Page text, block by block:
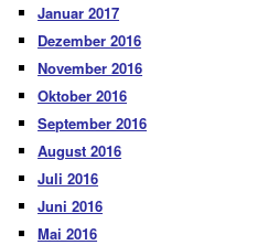
Januar 2017
Dezember 2016
November 2016
Oktober 2016
September 2016
August 2016
Juli 2016
Juni 2016
Mai 2016